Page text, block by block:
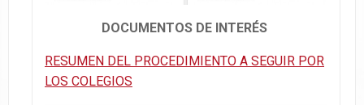
DOCUMENTOS DE INTERÉS
RESUMEN DEL PROCEDIMIENTO A SEGUIR POR
LOS COLEGIOS